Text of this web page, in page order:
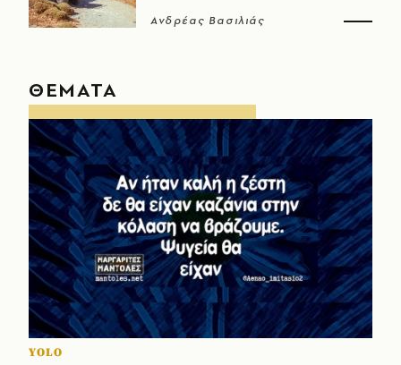
Ανδρέας Βασιλιάς
ΘΕΜΑΤΑ
YOLO